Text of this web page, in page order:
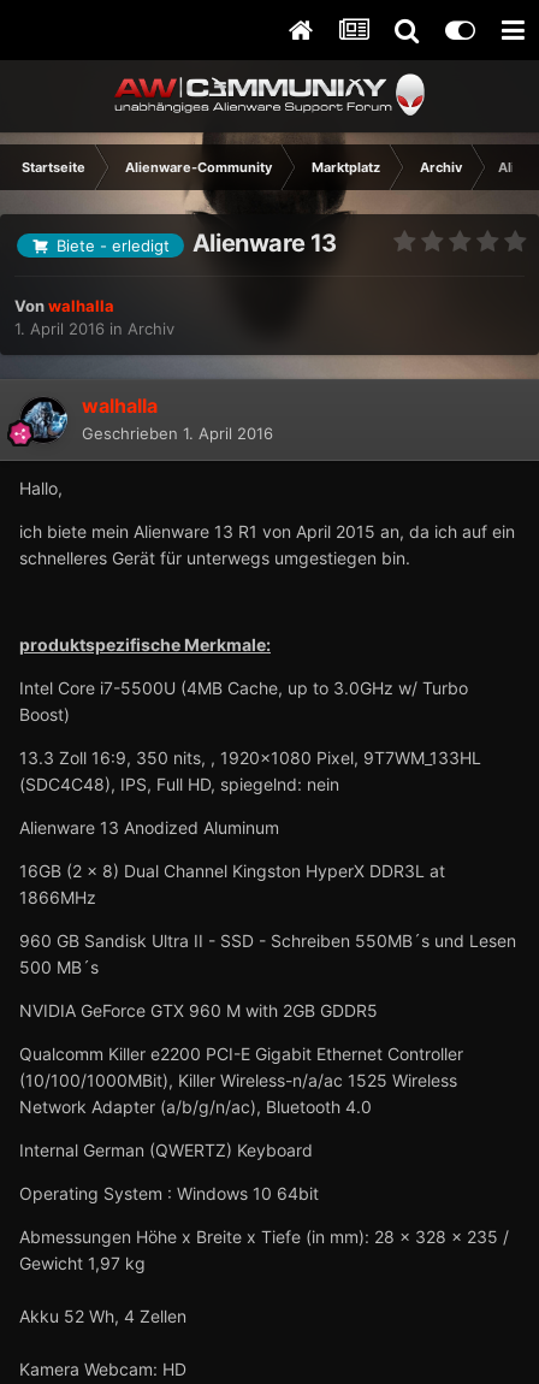
Startseite Alienware-Community Marktplatz Archiv
Biete - erledigt Alienware 13
Vonwalhalla
1. April 2016 in Archiv
walhalla
Geschrieben 1. April 2016
Hallo,
ich biete mein Alienware 13 R1 von April 2015 an, da ich auf ein
schnelleres Gerät für unterwegs umgestiegen bin.
produktspezifische Merkmale:
Intel Core i7-5500U (4MB Cache, up to 3.0GHz w/ Turbo
Boost)
13.3 Zoll 16:9, 350 nits, , 1920x1080 Pixel, 9T7WM_133HL
(SDC4C48), IPS, Full HD, spiegelnd: nein
Alienware 13 Anodized Aluminum
16GB (2 x 8) Dual Channel Kingston HyperX DDR3L at
1866MHz
960 GB Sandisk Ultra II - SSD - Schreiben 550MB´s und Lesen
500 MB´s
NVIDIA GeForce GTX 960 M with 2GB GDDR5
Qualcomm Killer e2200 PCI-E Gigabit Ethernet Controller
(10/100/1000MBit), Killer Wireless-n/a/ac 1525 Wireless
Network Adapter (a/b/g/n/ac), Bluetooth 4.0
Internal German (QWERTZ) Keyboard
Operating System : Windows 10 64bit
Abmessungen Höhe x Breite x Tiefe (in mm): 28 x 328 x 235 /
Gewicht 1,97 kg
Akku 52 Wh, 4 Zellen
Kamera Webcam: HD